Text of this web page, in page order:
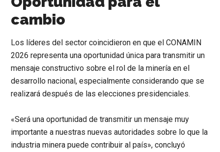
cambio
Los líderes del sector coincidieron en que el CONAMIN
2026 representa una oportunidad única para transmitir un
mensaje constructivo sobre el rol de la minería en el
desarrollo nacional, especialmente considerando que se
realizará después de las elecciones presidenciales.
«Será una oportunidad de transmitir un mensaje muy
importante a nuestras nuevas autoridades sobre lo que la
industria minera puede contribuir al país», concluyó